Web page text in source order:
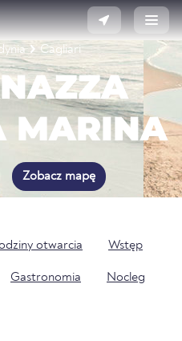
Cagliari
MARINA
Zobacz mapę
otwarcia Wstęp
Gastronomia Nocleg